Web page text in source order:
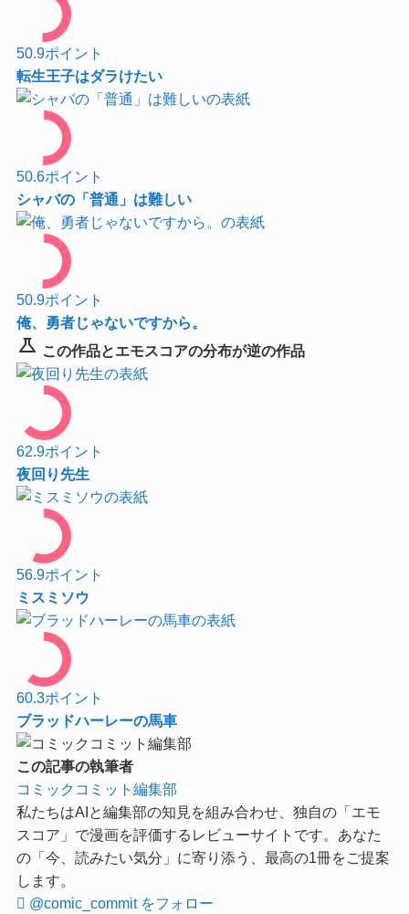
50.9ポイント
転生王子はダラけたい
50.6ポイント
シャバの「普通」は難しい
50.9ポイント
俺、勇者じゃないですから。
science この作品とエモスコアの分布が逆の作品
62.9ポイント
夜回り先生
56.9ポイント
ミスミソウ
60.3ポイント
ブラッドハーレーの馬車
この記事の執筆者
コミックコミット編集部
私たちはAIと編集部の知見を組み合わせ、独自の「エモ
スコア」で漫画を評価するレビューサイトです。あなた
の「今、読みたい気分」に寄り添う、最高の1冊をご提案
します。
@comic_commit をフォロー